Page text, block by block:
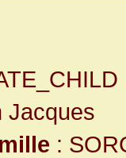
Jacques
: